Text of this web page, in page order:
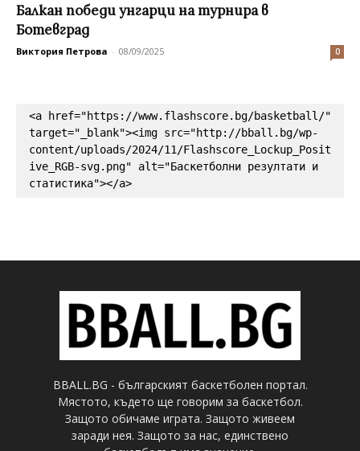
Балкан победи унгарци на турнира в
Ботевград
Виктория Петрова - 08/09/2025 0
<a href="https://www.flashscore.bg/basketball/"
target="_blank"><img src="http://bball.bg/wp-
content/uploads/2024/11/Flashscore_Lockup_Posit
ive_RGB-svg.png" alt="Баскетболни резултати и
статистика"></a>
BBALL.BG - българският баскетболен портал.
Мястото, където ще говорим за баскетбол.
Защото обичаме играта. Защото живеем
заради нея. Защото за нас, единствено